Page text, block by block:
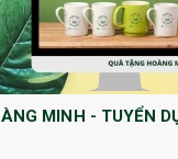
MINH - TUYỂN